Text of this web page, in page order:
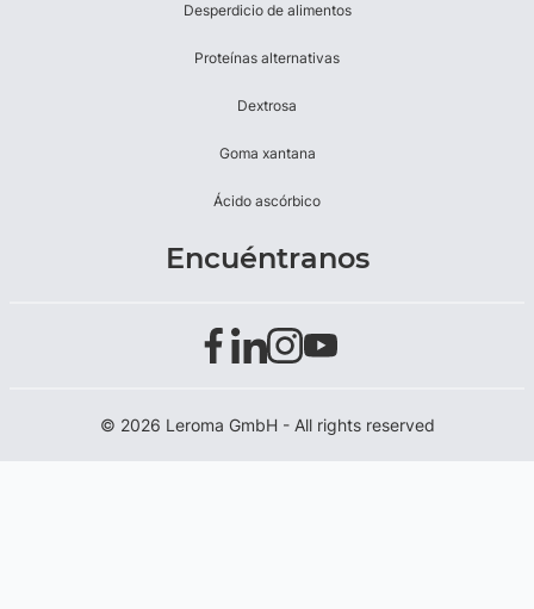
Desperdicio de alimentos
Proteínas alternativas
Dextrosa
Goma xantana
Ácido ascórbico
Encuéntranos
© 2026 Leroma GmbH - All rights reserved